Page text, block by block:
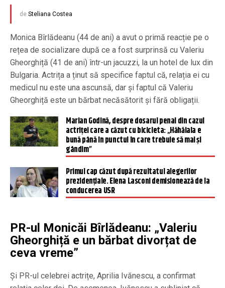
de Steliana Costea
Monica Bîrlădeanu (44 de ani) a avut o primă reacție pe o
rețea de socializare după ce a fost surprinsă cu Valeriu
Gheorghiță (41 de ani) într-un jacuzzi, la un hotel de lux din
Bulgaria. Actrița a ținut să specifice faptul că, relația ei cu
medicul nu este una ascunsă, dar și faptul că Valeriu
Gheorghiță este un bărbat necăsătorit și fără obligații.
Marian Godină, despre dosarul penal din cazul
actriței care a căzut cu bicicleta: „Hăhăiala e
bună până în punctul în care trebuie să mai și
gândim”
Primul cap căzut după rezultatul alegerilor
prezidențiale. Elena Lasconi demisionează de la
conducerea USR
PR-ul Monicăi Bîrlădeanu: „Valeriu
Gheorghiță e un bărbat divorțat de
ceva vreme”
Și PR-ul celebrei actrițe, Aprilia Ivănescu, a confirmat